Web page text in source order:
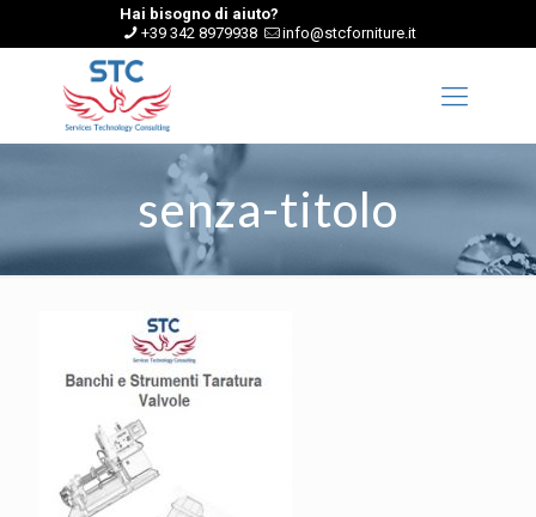
Hai bisogno di aiuto?
+39 342 8979938
info@stcforniture.it
senza-titolo